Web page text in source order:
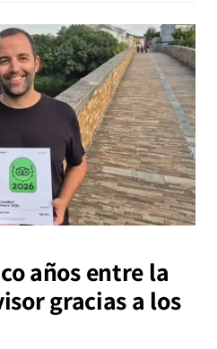
años entre la
gracias a los